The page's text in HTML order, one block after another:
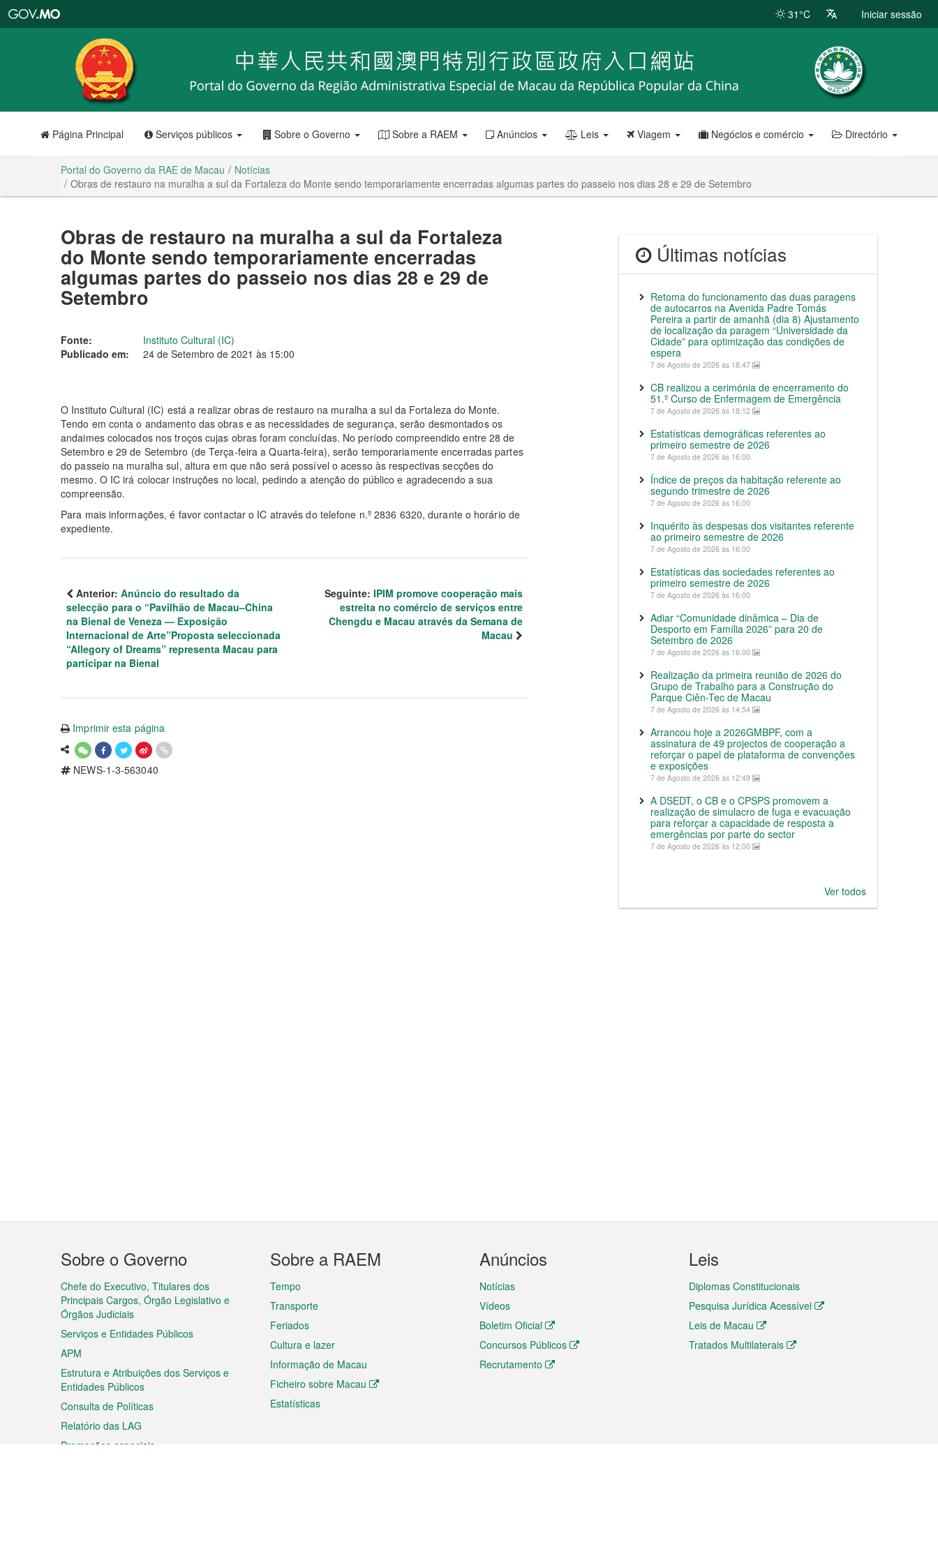
RAE
de
Macau
31°C Iniciar sessão
Página Principal Serviços públicos Sobre o Governo Sobre a RAEM Anúncios Leis Viagem Negócios e comércio Directório
Portal do Governo da RAE de Macau
Notícias
Obras de restauro na muralha a sul da Fortaleza do Monte sendo temporariamente encerradas algumas partes do passeio nos dias 28 e 29 de Setembro
Obras de restauro na muralha a sul da Fortaleza
do Monte sendo temporariamente encerradas
algumas partes do passeio nos dias 28 e 29 de
Setembro
Fonte:
Instituto Cultural (IC)
Publicado em:
24 de Setembro de 2021 às 15:00
O Instituto Cultural (IC) está a realizar obras de restauro na muralha a sul da Fortaleza do Monte.
Tendo em conta o andamento das obras e as necessidades de segurança, serão desmontados os
andaimes colocados nos troços cujas obras foram concluídas. No período compreendido entre 28 de
Setembro e 29 de Setembro (de Terça-feira a Quarta-feira), serão temporariamente encerradas partes
do passeio na muralha sul, altura em que não será possível o acesso às respectivas secções do
mesmo. O IC irá colocar instruções no local, pedindo a atenção do público e agradecendo a sua
compreensão.
Para mais informações, é favor contactar o IC através do telefone n.º 2836 6320, durante o horário de
expediente.
Anterior: Anúncio do resultado da
selecção para o “Pavilhão de Macau–China
na Bienal de Veneza — Exposição
Internacional de Arte”Proposta seleccionada
“Allegory of Dreams” representa Macau para
participar na Bienal
Seguinte: IPIM promove cooperação mais
estreita no comércio de serviços entre
Chengdu e Macau através da Semana de
Macau
Imprimir esta página
NEWS-1-3-563040
Últimas notícias
Retoma do funcionamento das duas paragens
de autocarros na Avenida Padre Tomás
Pereira a partir de amanhã (dia 8) Ajustamento
de localização da paragem “Universidade da
Cidade” para optimização das condições de
espera
7 de Agosto de 2026 às 18:47
CB realizou a cerimónia de encerramento do
51.º Curso de Enfermagem de Emergência
7 de Agosto de 2026 às 18:12
Estatísticas demográficas referentes ao
primeiro semestre de 2026
7 de Agosto de 2026 às 16:00
Índice de preços da habitação referente ao
segundo trimestre de 2026
7 de Agosto de 2026 às 16:00
Inquérito às despesas dos visitantes referente
ao primeiro semestre de 2026
7 de Agosto de 2026 às 16:00
Estatísticas das sociedades referentes ao
primeiro semestre de 2026
7 de Agosto de 2026 às 16:00
Adiar “Comunidade dinâmica – Dia de
Desporto em Família 2026” para 20 de
Setembro de 2026
7 de Agosto de 2026 às 16:00
Realização da primeira reunião de 2026 do
Grupo de Trabalho para a Construção do
Parque Ciên-Tec de Macau
7 de Agosto de 2026 às 14:54
Arrancou hoje a 2026GMBPF, com a
assinatura de 49 projectos de cooperação a
reforçar o papel de plataforma de convenções
e exposições
7 de Agosto de 2026 às 12:49
A DSEDT, o CB e o CPSPS promovem a
realização de simulacro de fuga e evacuação
para reforçar a capacidade de resposta a
emergências por parte do sector
7 de Agosto de 2026 às 12:00
Ver todos
Menu
do
rodapé
Sobre o Governo
Chefe do Executivo, Titulares dos
Principais Cargos, Órgão Legislativo e
Órgãos Judiciais
Serviços e Entidades Públicos
APM
Estrutura e Atribuições dos Serviços e
Entidades Públicos
Consulta de Políticas
Relatório das LAG
Promoções especiais
Sobre a RAEM
Tempo
Transporte
Feriados
Cultura e lazer
Informação de Macau
Ficheiro sobre Macau
Estatísticas
Anúncios
Notícias
Vídeos
Boletim Oficial
Concursos Públicos
Recrutamento
Leis
Diplomas Constitucionais
Pesquisa Jurídica Acessível
Leis de Macau
Tratados Multilaterais